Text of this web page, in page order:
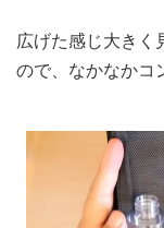
広げた感じ大きく
ので、なかなかコ